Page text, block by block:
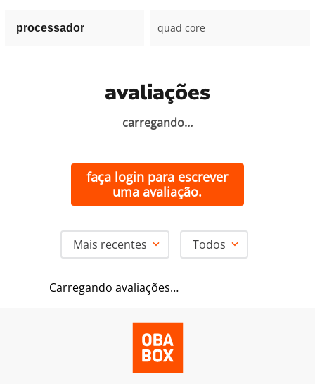
processador quad core
avaliações
carregando…
faça login para escrever
uma avaliação.
Mais recentes Todos
Carregando avaliações…